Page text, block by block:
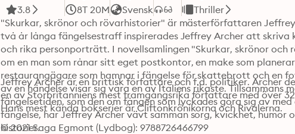
3.8 8T 20M Svensk
Thriller
"Skurkar, skrönor och rövarhistorier" är mästerförfattaren
två år långa fängelsestraff inspirerades Jeffrey Archer att
och rika personporträtt. I novellsamlingen "Skurkar, skrönor
om en man som rånar sitt eget postkontor, en make som
restaurangägare som hamnar i fängelse för skattebrott och en
av en händelse visar sig vara en av Italiens rikaste. Tillsammans
fängelsetiden, som den om fången som lyckades göra sig av
fängelse, har Jeffrey Archer vävt samman sorg, kvickhet, humor
historier.
Jeffrey Archer är en brittisk författare och f.d. politiker. Archer
en av Storbritanniens mest framgångsrika författare med över
Hans mest kända bokserier är Cliftonkrönikorna och Rivalerna.
© 2021 Saga Egmont (Lydbog): 9788726466799